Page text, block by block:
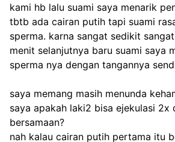
kami hb lalu suami saya menarik
tbtb ada cairan putih tapi suami
sperma. karna sangat sedikit
menit selanjutnya baru suami saya
sperma nya dengan tangannya
saya memang masih menunda
saya apakah laki2 bisa ejekulasi 2x
bersamaan?
nah kalau cairan putih pertama itu